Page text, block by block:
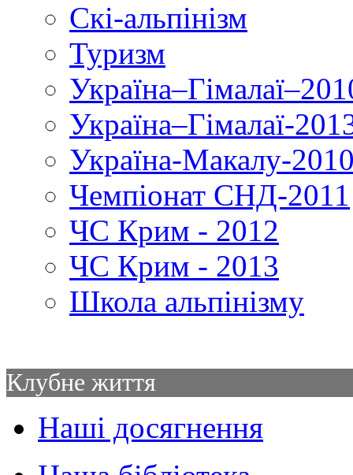
Скі-альпінізм
Туризм
Україна–Гімалаї-
Україна-Макалу-
Чемпіонат СНД-2011
ЧС Крим - 2012
ЧС Крим - 2013
Школа альпінізму
Клубне життя
Наші досягнення